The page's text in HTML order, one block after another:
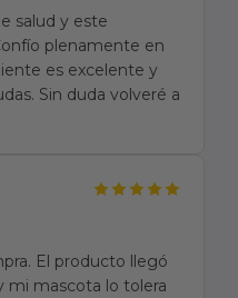
salud y este
plenamente en
es excelente y
Sin duda volveré a
El producto llegó
mi mascota lo tolera